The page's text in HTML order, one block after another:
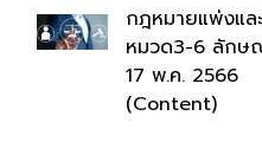
กฎหมายแพ่งแ
หมวด3-6 ลักษ
17 พ.ค. 2566
(Content)